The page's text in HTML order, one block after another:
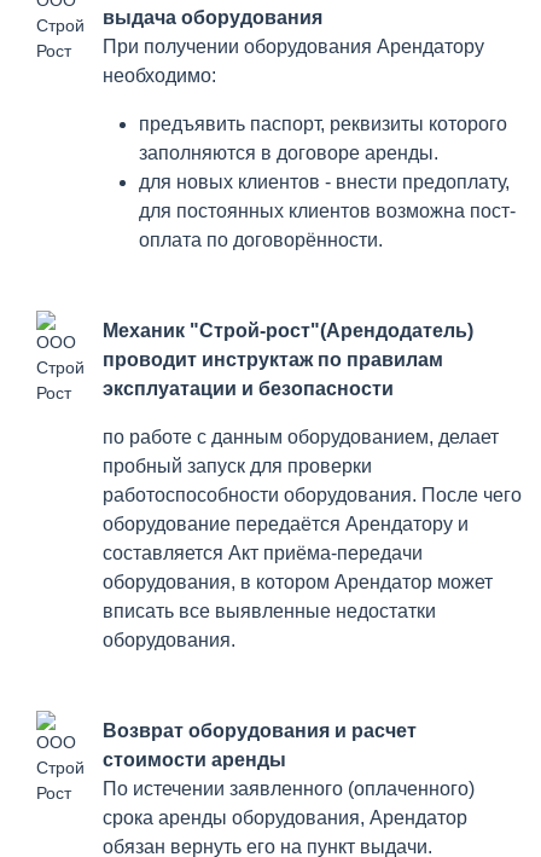
выдача оборудования
При получении оборудования Арендатору
необходимо:
предъявить паспорт, реквизиты которого
заполняются в договоре аренды.
для новых клиентов - внести предоплату,
для постоянных клиентов возможна пост-
оплата по договорённости.
Механик "Строй-рост"(Арендодатель)
проводит инструктаж по правилам
эксплуатации и безопасности
по работе с данным оборудованием, делает
пробный запуск для проверки
работоспособности оборудования. После чего
оборудование передаётся Арендатору и
составляется Акт приёма-передачи
оборудования, в котором Арендатор может
вписать все выявленные недостатки
оборудования.
Возврат оборудования и расчет
стоимости аренды
По истечении заявленного (оплаченного)
срока аренды оборудования, Арендатор
обязан вернуть его на пункт выдачи.